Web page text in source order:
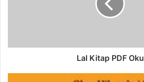
Lal Kitap PDF Oku